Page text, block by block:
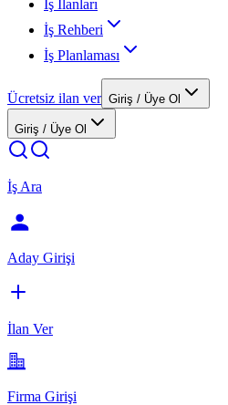
İş İlanları
İş Rehberi
İş Planlaması
Ücretsiz ilan ver Giriş / Üye Ol
Giriş / Üye Ol
İş Ara
Aday Girişi
İlan Ver
Firma Girişi